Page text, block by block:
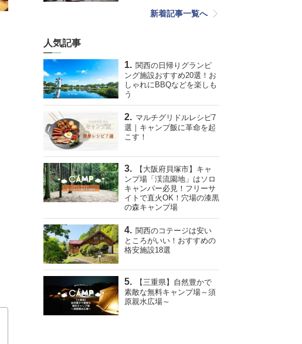
新着記事一覧へ
人気記事
関西の日帰りグランピ
ング施設おすすめ20選！お
しゃれにBBQなどを楽しも
う
マルチグリドルレシピ7
選｜キャンプ飯に革命を起
こす！
【大阪府貝塚市】キャ
ンプ場「渓流園地」はソロ
キャンパー必見！フリーサ
イトで直火OK！穴場の漆黒
の森キャンプ場
関西のコテージは安い
ところがいい！おすすめの
格安施設18選
【三重県】自然豊かで
素敵な無料キャンプ場～須
原親水広場～